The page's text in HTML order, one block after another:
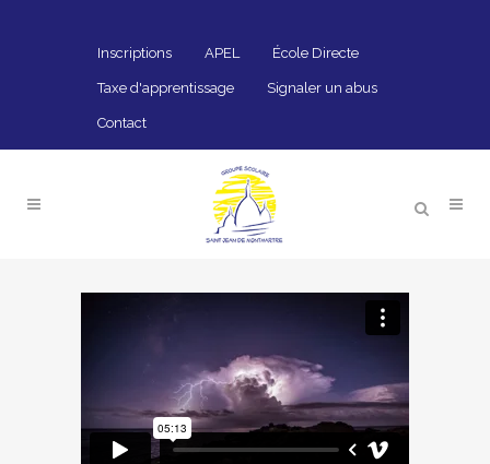
Inscriptions APEL École Directe
Taxe d'apprentissage Signaler un abus
Contact